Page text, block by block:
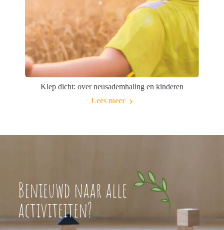
Klep dicht: over neusademhaling en kinderen
Lees meer
Benieuwd naar alle
activiteiten?